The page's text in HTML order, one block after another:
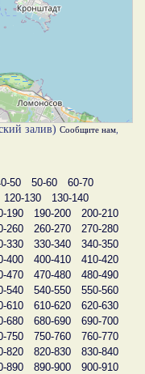
залив) Сообщите нам
50 50-60
60-70
120-130
130-140
190 190-200
200-210
260 260-270
270-280
330 330-340
340-350
400 400-410
410-420
470 470-480
480-490
540 540-550
550-560
610 610-620
620-630
680 680-690
690-700
750 750-760
760-770
820 820-830
830-840
890 890-900
900-910